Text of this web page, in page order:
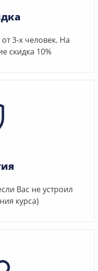
3-х человек. На
скидка 10%
Вас не устроил
курса)